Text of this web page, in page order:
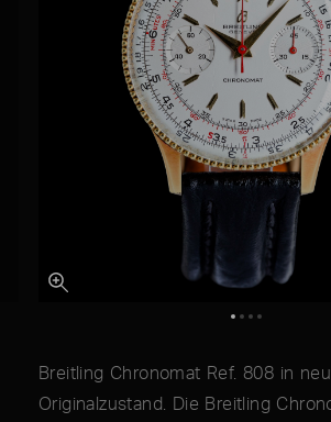
Breitling Chronomat Ref. 808 in
Originalzustand. Die Breitling